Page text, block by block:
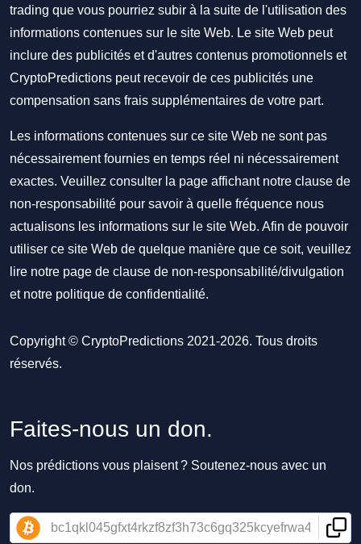
trading que vous pourriez subir à la suite de l'utilisation des
informations contenues sur le site Web. Le site Web peut
inclure des publicités et d'autres contenus promotionnels et
CryptoPredictions peut recevoir de ces publicités une
compensation sans frais supplémentaires de votre part.
Les informations contenues sur ce site Web ne sont pas
nécessairement fournies en temps réel ni nécessairement
exactes. Veuillez consulter la page affichant notre clause de
non-responsabilité pour savoir à quelle fréquence nous
actualisons les informations sur le site Web. Afin de pouvoir
utiliser ce site Web de quelque manière que ce soit, veuillez
lire notre page de clause de non-responsabilité/divulgation
et notre politique de confidentialité.
Copyright © CryptoPredictions 2021-2026. Tous droits
réservés.
Faites-nous un don.
Nos prédictions vous plaisent ? Soutenez-nous avec un
don.